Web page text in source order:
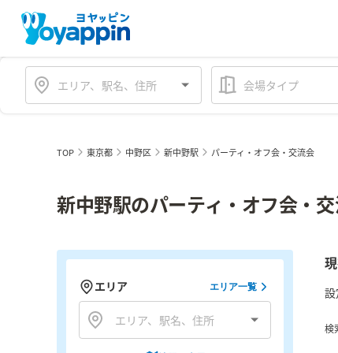
会場タイプ
TOP 東京都 中野区 新中野駅 パーティ・オフ会・交流会
新中野駅のパーティ・オフ会・
検
エリア エリア一覧